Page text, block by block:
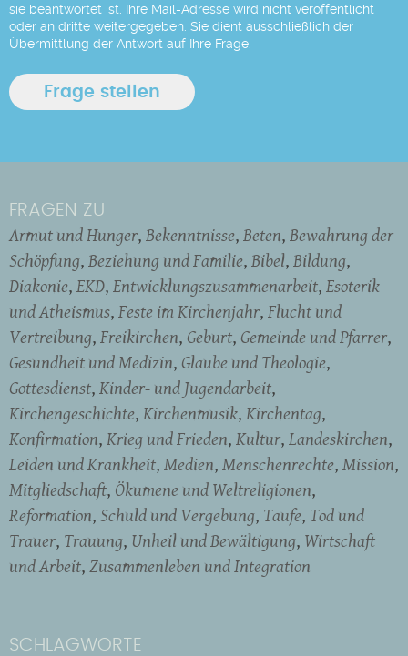
sie beantwortet ist. Ihre Mail-Adresse wird nicht veröffentlicht
oder an dritte weitergegeben. Sie dient ausschließlich der
Übermittlung der Antwort auf Ihre Frage.
FRAGEN ZU
Armut und Hunger Bekenntnisse Beten Bewahrung der
Schöpfung Beziehung und Familie Bibel Bildung
Diakonie EKD Entwicklungszusammenarbeit Esoterik
und Atheismus Feste im Kirchenjahr Flucht und
Vertreibung Freikirchen Geburt Gemeinde und Pfarrer
Gesundheit und Medizin Glaube und Theologie
Gottesdienst Kinder- und Jugendarbeit
Kirchengeschichte Kirchenmusik Kirchentag
Konfirmation Krieg und Frieden Kultur Landeskirchen
Leiden und Krankheit Medien Menschenrechte Mission
Mitgliedschaft Ökumene und Weltreligionen
Reformation Schuld und Vergebung Taufe Tod und
Trauer Trauung Unheil und Bewältigung Wirtschaft
und Arbeit Zusammenleben und Integration
SCHLAGWORTE